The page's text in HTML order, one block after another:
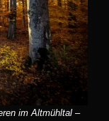
im Altmühltal –